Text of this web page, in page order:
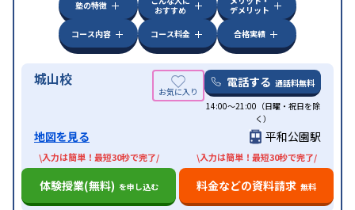
塾の特徴
おすすめ
デメリット
コース内容
コース料金 合格実績
城山校 電話する 通話料無料
14:00〜21:00（日曜・祝日を除
く）
地図を見る 平和公園駅
\入力は簡単！最短30秒で完了/
体験授業(無料) を申し込む
\入力は簡単！最短30秒で完了/
料金などの資料請求 無料